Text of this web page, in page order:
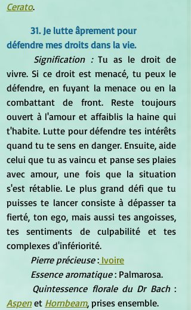
Cerato.
31. Je lutte âprement pour
défendre mes droits dans la vie.
Signification : Tu as le droit de
vivre. Si ce droit est menacé, tu peux le
défendre, en fuyant la menace ou en la
combattant de front. Reste toujours
ouvert à l'amour et affaiblis la haine qui
t'habite. Lutte pour défendre tes intérêts
quand tu te sens en danger. Ensuite, aide
celui que tu as vaincu et panse ses plaies
avec amour, une fois que la situation
s'est rétablie. Le plus grand défi que tu
puisses te lancer consiste à dépasser ta
fierté, ton ego, mais aussi tes angoisses,
tes sentiments de culpabilité et tes
complexes d'infériorité.
Pierre précieuse : Ivoire
Essence aromatique : Palmarosa.
Quintessence florale du Dr Bach
Aspen et Hornbeam, prises ensemble.